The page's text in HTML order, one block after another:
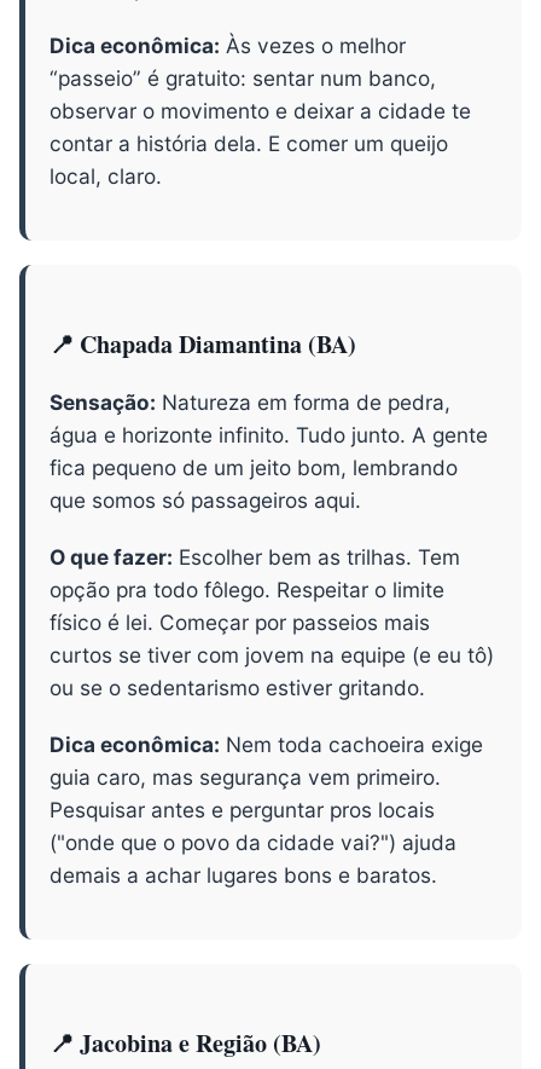
Dica econômica: Às vezes o melhor
“passeio” é gratuito: sentar num banco,
observar o movimento e deixar a cidade te
contar a história dela. E comer um queijo
local, claro.
📍 Chapada Diamantina (BA)
Sensação: Natureza em forma de pedra,
água e horizonte infinito. Tudo junto. A gente
fica pequeno de um jeito bom, lembrando
que somos só passageiros aqui.
O que fazer: Escolher bem as trilhas. Tem
opção pra todo fôlego. Respeitar o limite
físico é lei. Começar por passeios mais
curtos se tiver com jovem na equipe (e eu tô)
ou se o sedentarismo estiver gritando.
Dica econômica: Nem toda cachoeira exige
guia caro, mas segurança vem primeiro.
Pesquisar antes e perguntar pros locais
("onde que o povo da cidade vai?") ajuda
demais a achar lugares bons e baratos.
📍 Jacobina e Região (BA)